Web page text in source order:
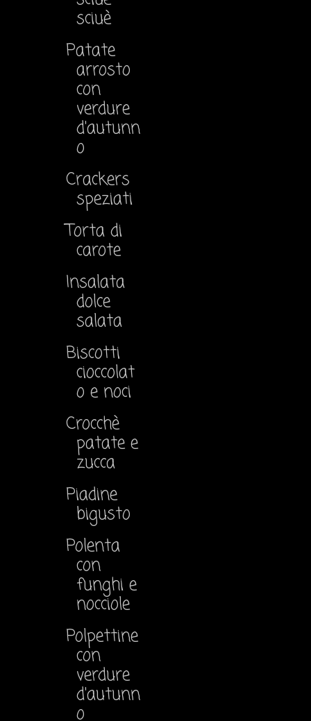
sciuè
Patate
arrosto
con
verdure
d'autunn
o
Crackers
speziati
Torta di
carote
Insalata
dolce
salata
Biscotti
cioccolat
o e noci
Crocchè
patate e
zucca
Piadine
bigusto
Polenta
con
funghi e
nocciole
Polpettine
con
verdure
d'autunn
o